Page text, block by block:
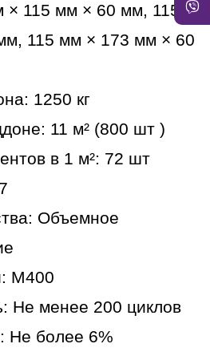
× 115 мм × 60 мм, 115
115 мм × 173 мм × 60
1250 кг
11 м² (800 шт )
в 1 м²: 72 шт
Объемное
М400
Не менее 200 циклов
Не более 6%